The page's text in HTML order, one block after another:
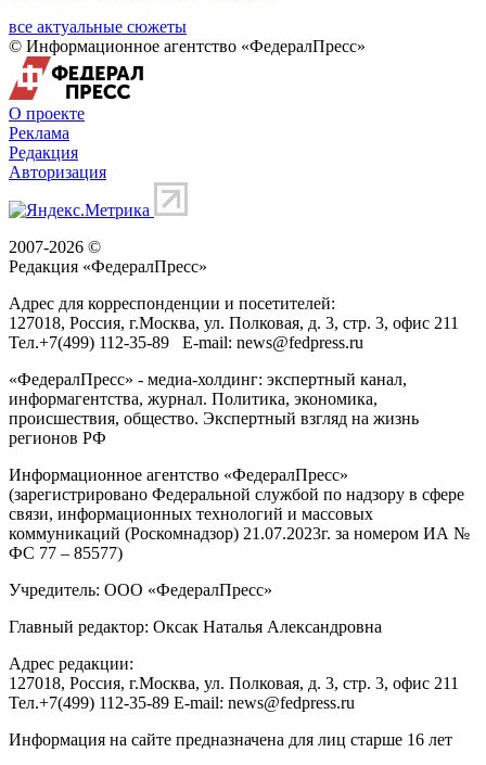
все актуальные сюжеты
© Информационное агентство «ФедералПресс»
О проекте
Реклама
Редакция
Авторизация
2007-2026 ©
Редакция «ФедералПресс»
Адрес для корреспонденции и посетителей:
127018, Россия, г.Москва, ул. Полковая, д. 3, стр. 3, офис 211
Тел.+7(499) 112-35-89 E-mail: news@fedpress.ru
«ФедералПресс» - медиа-холдинг: экспертный канал,
информагентства, журнал. Политика, экономика,
происшествия, общество. Экспертный взгляд на жизнь
регионов РФ
Информационное агентство «ФедералПресс»
(зарегистрировано Федеральной службой по надзору в сфере
связи, информационных технологий и массовых
коммуникаций (Роскомнадзор) 21.07.2023г. за номером ИА №
ФС 77 – 85577)
Учредитель: ООО «ФедералПресс»
Главный редактор: Оксак Наталья Александровна
Адрес редакции:
127018, Россия, г.Москва, ул. Полковая, д. 3, стр. 3, офис 211
Тел.+7(499) 112-35-89 E-mail: news@fedpress.ru
Информация на сайте предназначена для лиц старше 16 лет